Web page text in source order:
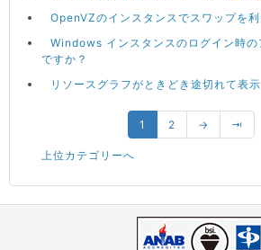
OpenVZのインスタンスでスワップを利
Windows インスタンスのログイン時の
ですか？
リソースグラフがときどき途切れて表
1 2 → ⇥
上位カテゴリーへ